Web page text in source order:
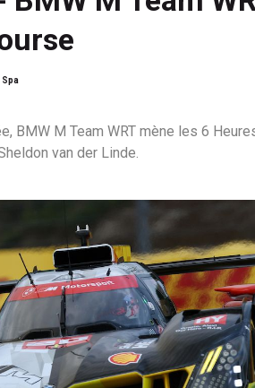
Spa
BMW M Team WRT mène les 6
van der Linde.